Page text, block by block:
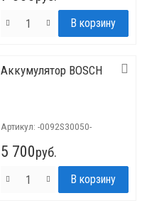
Аккумулятор BOSCH
Артикул: -0092S30050-
5 700руб.